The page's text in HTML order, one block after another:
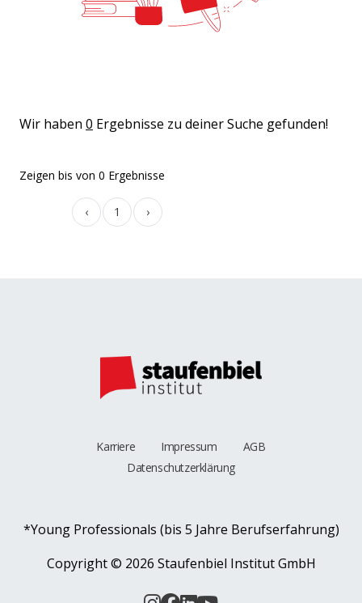
Wir haben 0 Ergebnisse zu deiner Suche gefunden!
Zeigen bis von 0 Ergebnisse
‹ 1 ›
Karriere Impressum
AGB
Datenschutzerklärung
*Young Professionals (bis 5 Jahre Berufserfahrung)
Copyright © 2026 Staufenbiel Institut GmbH